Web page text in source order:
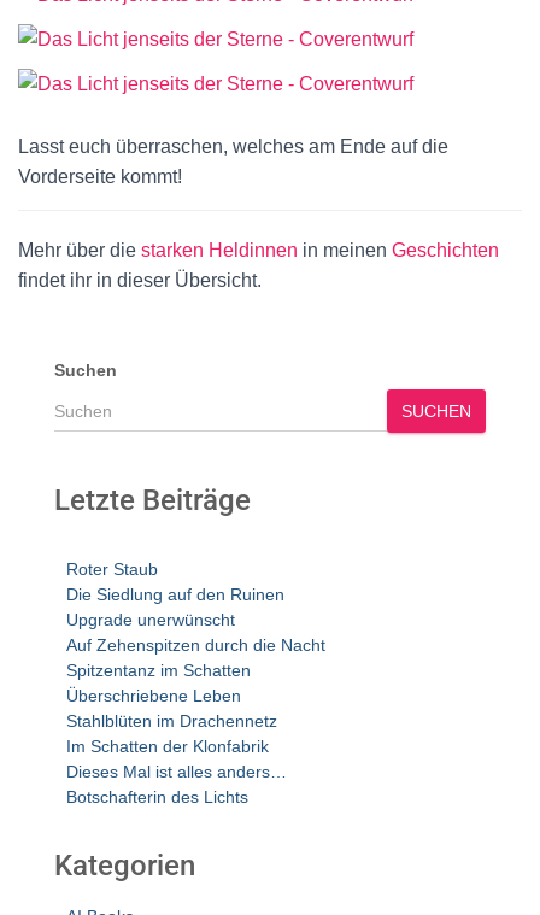
Lasst euch überraschen, welches am Ende auf die
Vorderseite kommt!
Mehr über die starken Heldinnen in meinen Geschichten
findet ihr in dieser Übersicht.
Suchen
SUCHEN
Letzte Beiträge
Roter Staub
Die Siedlung auf den Ruinen
Upgrade unerwünscht
Auf Zehenspitzen durch die Nacht
Spitzentanz im Schatten
Überschriebene Leben
Stahlblüten im Drachennetz
Im Schatten der Klonfabrik
Dieses Mal ist alles anders…
Botschafterin des Lichts
Kategorien